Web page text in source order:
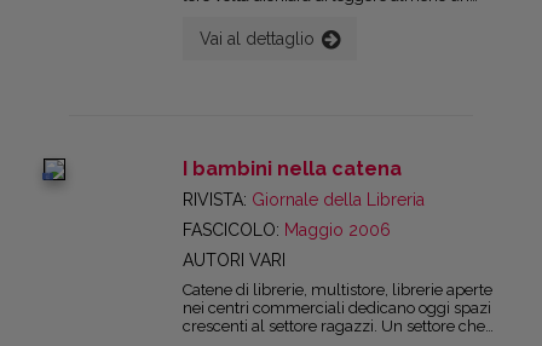
polo opposto, in quelle famiglie in cui
nessuno dei due genitori legge, questo
crescita della lettura infantile.
Vai al dettaglio
I bambini nella catena
RIVISTA: Giornale della Libreria
FASCICOLO: Maggio 2006
AUTORI VARI
Catene di librerie, multistore, librerie aperte
nei centri commerciali dedicano oggi spazi
crescenti al settore ragazzi. Un settore che